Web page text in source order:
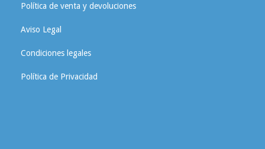
Política de venta y devoluciones
Aviso Legal
Condiciones legales
Política de Privacidad